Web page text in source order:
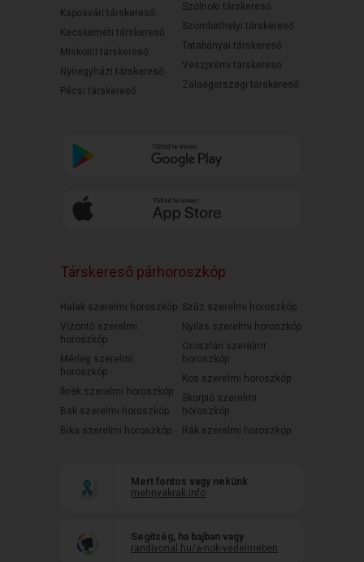
Kaposvári társkereső
Kecskeméti társkereső
Miskolci társkereső
Nyíregyházi társkereső
Pécsi társkereső
Szolnoki társkereső
Szombathelyi társkereső
Tatabányai társkereső
Veszprémi társkereső
Zalaegerszegi társkereső
Társkereső párhoroszkóp
Halak szerelmi horoszkóp
Vízöntő szerelmi
horoszkóp
Mérleg szerelmi
horoszkóp
Ikrek szerelmi horoszkóp
Bak szerelmi horoszkóp
Bika szerelmi horoszkóp
Szűz szerelmi horoszkóp
Nyilas szerelmi horoszkóp
Oroszlán szerelmi
horoszkóp
Kos szerelmi horoszkóp
Skorpió szerelmi
horoszkóp
Rák szerelmi horoszkóp
Mert fontos vagy nekünk
mehnyakrak.info
Segítség, ha bajban vagy
randivonal.hu/a-nok-vedelmeben